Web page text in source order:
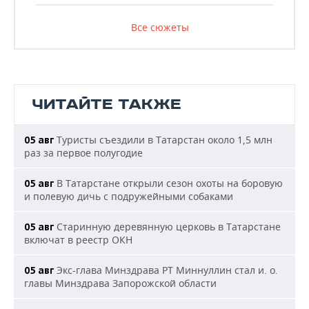
Все сюжеты
ЧИТАЙТЕ ТАКЖЕ
05 авг Туристы съездили в Татарстан около 1,5 млн
раз за первое полугодие
05 авг В Татарстане открыли сезон охоты на боровую
и полевую дичь с подружейными собаками
05 авг Старинную деревянную церковь в Татарстане
включат в реестр ОКН
05 авг Экс-глава Минздрава РТ Миннуллин стал и. о.
главы Минздрава Запорожской области